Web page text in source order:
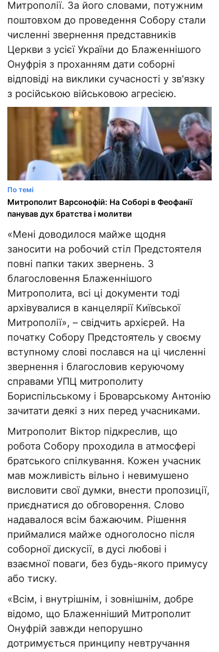
Митрополії. За його словами, потужним
поштовхом до проведення Собору стали
численні звернення представників
Церкви з усієї України до Блаженнішого
Онуфрія з проханням дати соборні
відповіді на виклики сучасності у зв'язку
з російською військовою агресією.
По темі
Митрополит Варсонофій: На Соборі в Феофанії
панував дух братства і молитви
«Мені доводилося майже щодня
заносити на робочий стіл Предстоятеля
повні папки таких звернень. З
благословення Блаженнішого
Митрополита, всі ці документи тоді
архівувалися в канцелярії Київської
Митрополії», – свідчить архієрей. На
початку Собору Предстоятель у своєму
вступному слові послався на ці численні
звернення і благословив керуючому
справами УПЦ митрополиту
Бориспільському і Броварському Антонію
зачитати деякі з них перед учасниками.
Митрополит Віктор підкреслив, що
робота Собору проходила в атмосфері
братського спілкування. Кожен учасник
мав можливість вільно і невимушено
висловити свої думки, внести пропозиції,
приєднатися до обговорення. Слово
надавалося всім бажаючим. Рішення
приймалися майже одноголосно після
соборної дискусії, в дусі любові і
взаємної поваги, без будь-якого примусу
або тиску.
«Всім, і внутрішнім, і зовнішнім, добре
відомо, що Блаженніший Митрополит
Онуфрій завжди непорушно
дотримується принципу невтручання